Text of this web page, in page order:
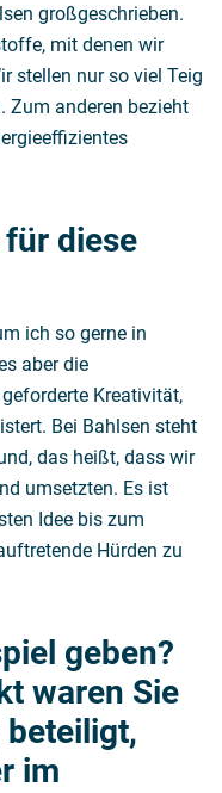
großgeschrieben.
mit denen wir
stellen nur so viel Teig
Zum anderen bezieht
diese
ich so gerne in
aber die
Kreativität,
Bei Bahlsen steht
das heißt, dass wir
umsetzten. Es ist
Idee bis zum
Hürden zu
geben?
waren Sie
im